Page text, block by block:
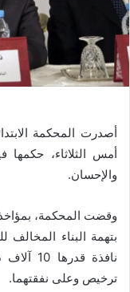
أصدرت المحكمة
أمس الثلاثاء،
والإحسان.
وقضت المحكمة،
بتهمة البناء المخالف
نافذة
ترخيص وعلى نفقتهما.